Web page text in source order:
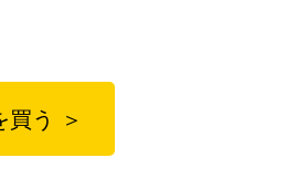
買う ＞